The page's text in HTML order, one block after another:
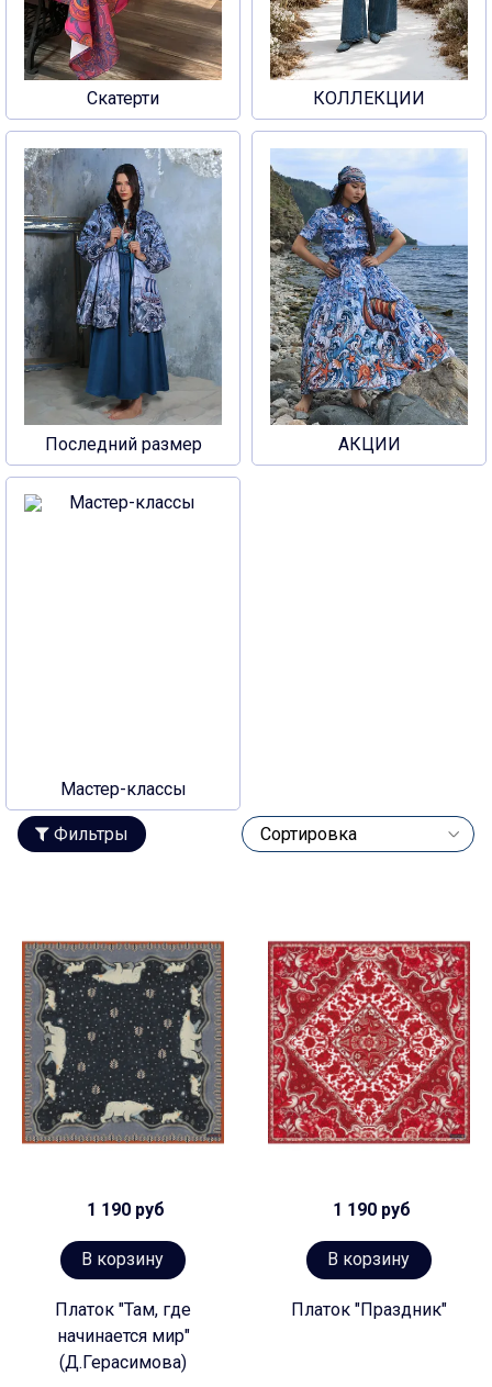
Скатерти КОЛЛЕКЦИИ
Последний размер АКЦИИ
Мастер-классы
Фильтры
1 190 руб
В корзину
Платок "Там, где
начинается мир"
(Д.Герасимова)
1 190 руб
В корзину
Платок "Праздник"